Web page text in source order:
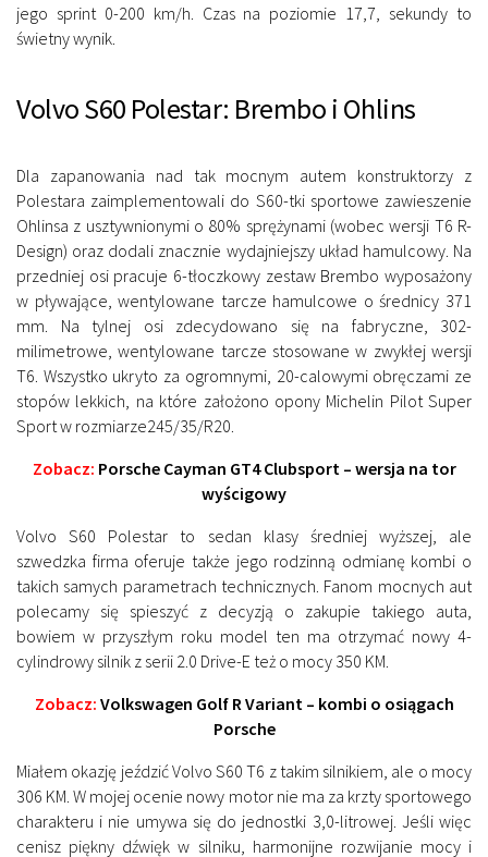
jego sprint 0-200 km/h. Czas na poziomie 17,7, sekundy to
świetny wynik.
Volvo S60 Polestar: Brembo i Ohlins
Dla zapanowania nad tak mocnym autem konstruktorzy z
Polestara zaimplementowali do S60-tki sportowe zawieszenie
Ohlinsa z usztywnionymi o 80% sprężynami (wobec wersji T6 R-
Design) oraz dodali znacznie wydajniejszy układ hamulcowy. Na
przedniej osi pracuje 6-tłoczkowy zestaw Brembo wyposażony
w pływające, wentylowane tarcze hamulcowe o średnicy 371
mm. Na tylnej osi zdecydowano się na fabryczne, 302-
milimetrowe, wentylowane tarcze stosowane w zwykłej wersji
T6. Wszystko ukryto za ogromnymi, 20-calowymi obręczami ze
stopów lekkich, na które założono opony Michelin Pilot Super
Sport w rozmiarze245/35/R20.
Zobacz: Porsche Cayman GT4 Clubsport – wersja na tor
wyścigowy
Volvo S60 Polestar to sedan klasy średniej wyższej, ale
szwedzka firma oferuje także jego rodzinną odmianę kombi o
takich samych parametrach technicznych. Fanom mocnych aut
polecamy się spieszyć z decyzją o zakupie takiego auta,
bowiem w przyszłym roku model ten ma otrzymać nowy 4-
cylindrowy silnik z serii 2.0 Drive-E też o mocy 350 KM.
Zobacz: Volkswagen Golf R Variant – kombi o osiągach
Porsche
Miałem okazję jeździć Volvo S60 T6 z takim silnikiem, ale o mocy
306 KM. W mojej ocenie nowy motor nie ma za krzty sportowego
charakteru i nie umywa się do jednostki 3,0-litrowej. Jeśli więc
cenisz piękny dźwięk w silniku, harmonijne rozwijanie mocy i